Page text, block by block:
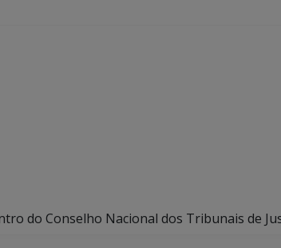
do Conselho Nacional dos Tribunais de